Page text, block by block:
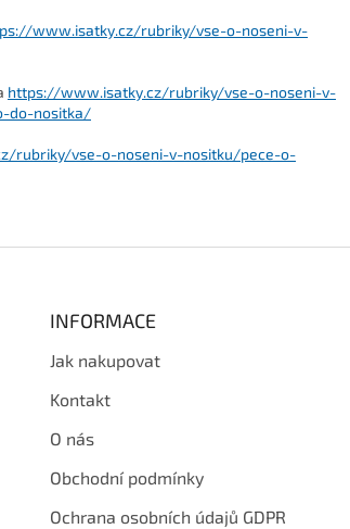
www.isatky.cz/rubriky/vse-o-noseni-v-
https://www.isatky.cz/rubriky/vse-o-noseni-v-
do-nositka/
rubriky/vse-o-noseni-v-nositku/pece-o-
INFORMACE
Jak nakupovat
Kontakt
O nás
Obchodní podmínky
Ochrana osobních údajů GDPR